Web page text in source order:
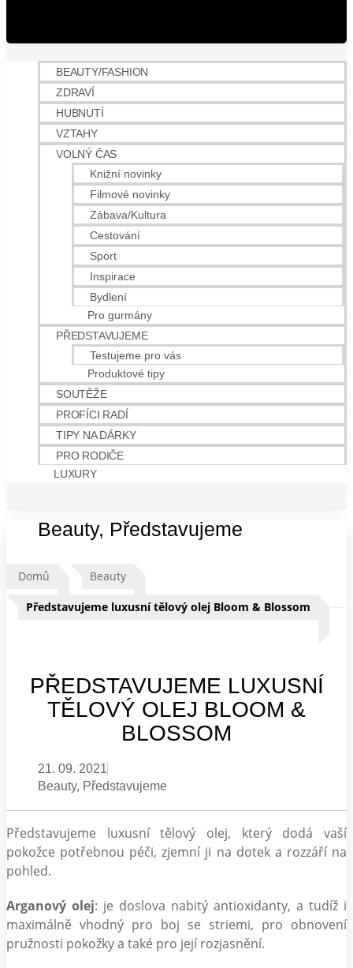
BEAUTY/FASHION
ZDRAVÍ
HUBNUTÍ
VZTAHY
VOLNÝ ČAS
Knižní novinky
Filmové novinky
Zábava/Kultura
Cestování
Sport
Inspirace
Bydlení
Pro gurmány
PŘEDSTAVUJEME
Testujeme pro vás
Produktové tipy
SOUTĚŽE
PROFÍCI RADÍ
TIPY NA DÁRKY
PRO RODIČE
LUXURY
Beauty, Představujeme
Domů Beauty
Představujeme luxusní tělový olej Bloom & Blossom
PŘEDSTAVUJEME LUXUSNÍ
TĚLOVÝ OLEJ BLOOM &
BLOSSOM
21. 09. 2021
Beauty, Představujeme
Představujeme luxusní tělový olej, který dodá vaší
pokožce potřebnou péči, zjemní ji na dotek a rozzáří na
pohled.
Arganový olej: je doslova nabitý antioxidanty, a tudíž i
maximálně vhodný pro boj se striemi, pro obnovení
pružnosti pokožky a také pro její rozjasnění.